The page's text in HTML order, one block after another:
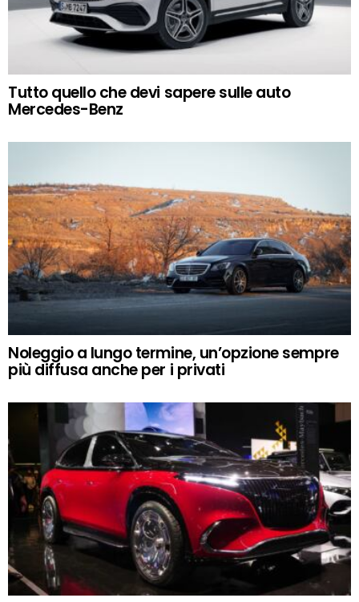
Tutto quello che devi sapere sulle auto
Mercedes-Benz
Noleggio a lungo termine, un’opzione sempre
più diffusa anche per i privati